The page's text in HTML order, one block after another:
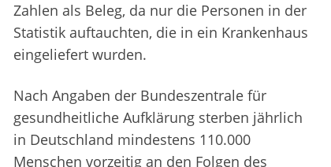
Zahlen als Beleg, da nur die Personen in der
Statistik auftauchten, die in ein Krankenhaus
eingeliefert wurden.
Nach Angaben der Bundeszentrale für
gesundheitliche Aufklärung sterben jährlich
in Deutschland mindestens 110.000
Menschen vorzeitig an den Folgen des